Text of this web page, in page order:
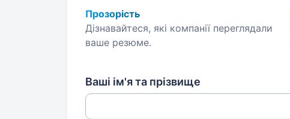
Прозорість
Дізнавайтеся, які компанії переглядали
ваше резюме.
Ваші ім'я та прізвище